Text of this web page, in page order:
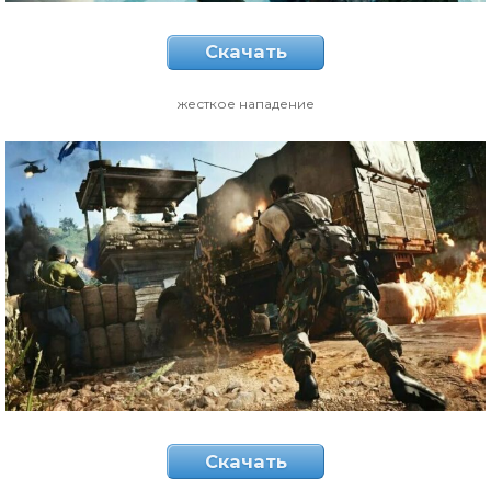
Скачать
жесткое нападение
Скачать